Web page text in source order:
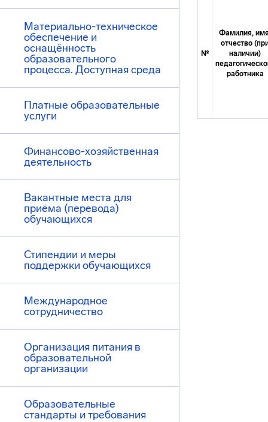
Материально-техническое
обеспечение и
оснащённость
образовательного
процесса. Доступная среда
Платные образовательные
услуги
Финансово-хозяйственная
деятельность
Вакантные места для
приёма (перевода)
обучающихся
Стипендии и меры
поддержки обучающихся
Международное
сотрудничество
Организация питания в
образовательной
организации
Образовательные
стандарты и требования
№
Фамилия,
отчество
наличии)
работника